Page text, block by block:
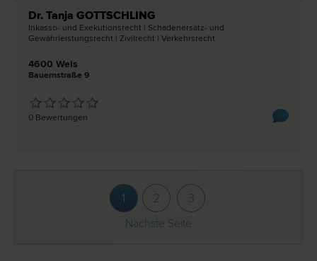
Dr. Tanja GOTTSCHLING
Inkasso- und Exekutions­recht | Schadenersatz- und
Gewährleistungs­recht | Zivil­recht | Verkehrs­recht
4600 Wels
Bauernstraße 9
0 Bewertungen
1 2 3
Nächste Seite